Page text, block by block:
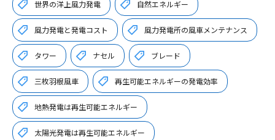
世界の洋上風力発電 自然エネルギー
風力発電と発電コスト 風力発電所の風車メンテナンス
タワー ナセル ブレード
三枚羽根風車 再生可能エネルギーの発電効率
地熱発電は再生可能エネルギー
太陽光発電は再生可能エネルギー